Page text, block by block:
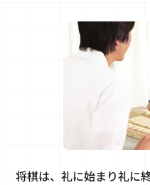
将棋は、礼に始まり礼に